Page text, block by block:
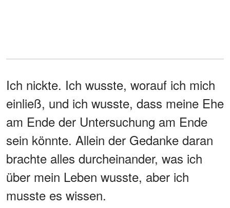
Ich nickte. Ich wusste, worauf ich mich
einließ, und ich wusste, dass meine Ehe
am Ende der Untersuchung am Ende
sein könnte. Allein der Gedanke daran
brachte alles durcheinander, was ich
über mein Leben wusste, aber ich
musste es wissen.